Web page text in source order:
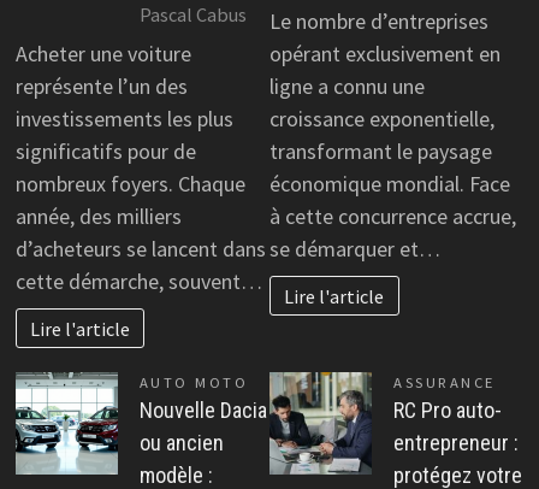
Pascal Cabus
Acheter une voiture
représente l’un des
investissements les plus
significatifs pour de
nombreux foyers. Chaque
année, des milliers
d’acheteurs se lancent dans
cette démarche, souvent…
Lire l'article
Le nombre d’entreprises
opérant exclusivement en
ligne a connu une
croissance exponentielle,
transformant le paysage
économique mondial. Face
à cette concurrence accrue,
se démarquer et…
Lire l'article
AUTO MOTO
Nouvelle Dacia
ou ancien
modèle :
ASSURANCE
RC Pro auto-
entrepreneur :
protégez votre